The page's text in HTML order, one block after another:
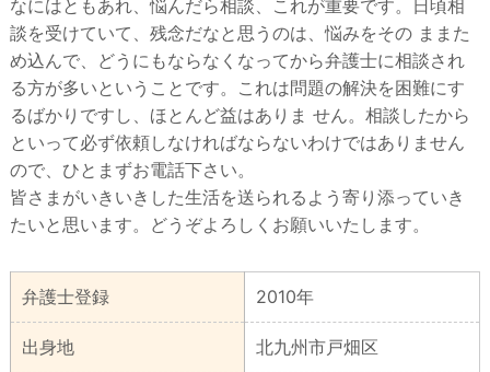
なにはともあれ、悩んだら相談、これが重要です。日頃相
談を受けていて、残念だなと思うのは、悩みをその ままた
め込んで、どうにもならなくなってから弁護士に相談され
る方が多いということです。これは問題の解決を困難にす
るばかりですし、ほとんど益はありま せん。相談したから
といって必ず依頼しなければならないわけではありません
ので、ひとまずお電話下さい。
皆さまがいきいきした生活を送られるよう寄り添っていき
たいと思います。どうぞよろしくお願いいたします。
弁護士登録 2010年
出身地 北九州市戸畑区